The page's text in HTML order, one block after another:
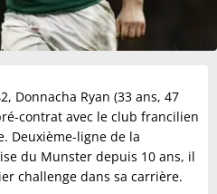
Donnacha Ryan (33 ans, 47
contrat avec le club francilien
Deuxième-ligne de la
du Munster depuis 10 ans, il
challenge dans sa carrière.